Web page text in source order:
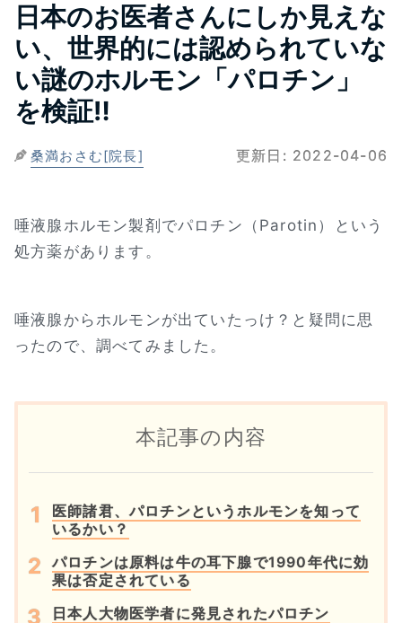
日本のお医者さんにしか見えな
い、世界的には認められていな
い謎のホルモン「パロチン」
を検証‼
桑満おさむ[院長] 更新日: 2022-04-06
唾液腺ホルモン製剤でパロチン（Parotin）という
処方薬があります。
唾液腺からホルモンが出ていたっけ？と疑問に思
ったので、調べてみました。
本記事の内容
医師諸君、パロチンというホルモンを知って
いるかい？
パロチンは原料は牛の耳下腺で1990年代に効
果は否定されている
日本人大物医学者に発見されたパロチン